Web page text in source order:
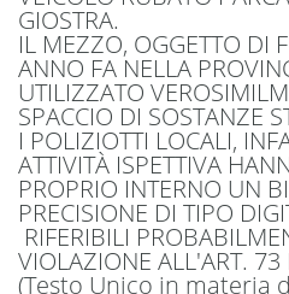
GIOSTRA.
IL MEZZO, OGGETTO DI
ANNO FA NELLA
UTILIZZATO
SPACCIO DI SOSTANZE
I POLIZIOTTI LOCALI,
ATTIVITÀ ISPETTIVA
PROPRIO INTERNO UN
PRECISIONE DI TIPO
RIFERIBILI
VIOLAZIONE ALL'ART.
(Testo Unico in materia